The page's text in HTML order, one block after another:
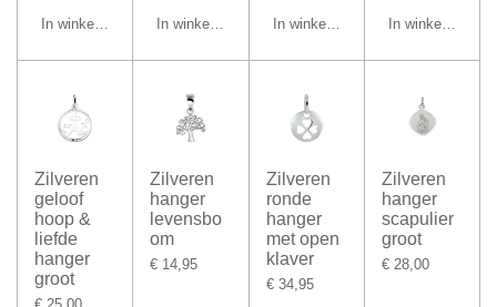
In winkelwagen In winkelwagen In winkelwagen In winkelwagen
Zilveren
geloof
hoop &
liefde
hanger
groot
Zilveren
hanger
levensbo
om
€ 14,95
Zilveren
ronde
hanger
met open
klaver
€ 34,95
Zilveren
hanger
scapulier
groot
€ 28,00